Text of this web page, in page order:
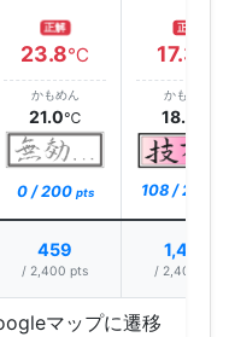
正解
23.8℃
かもめん
21.0℃
0 / 200 pts
正解
17.3
かもめん
18.0
108 / 200
459
/ 2,400 pts
1,499
/ 2,400 pts
マップに遷移